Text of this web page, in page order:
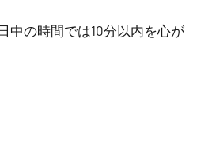
の時間では10分以内を心が